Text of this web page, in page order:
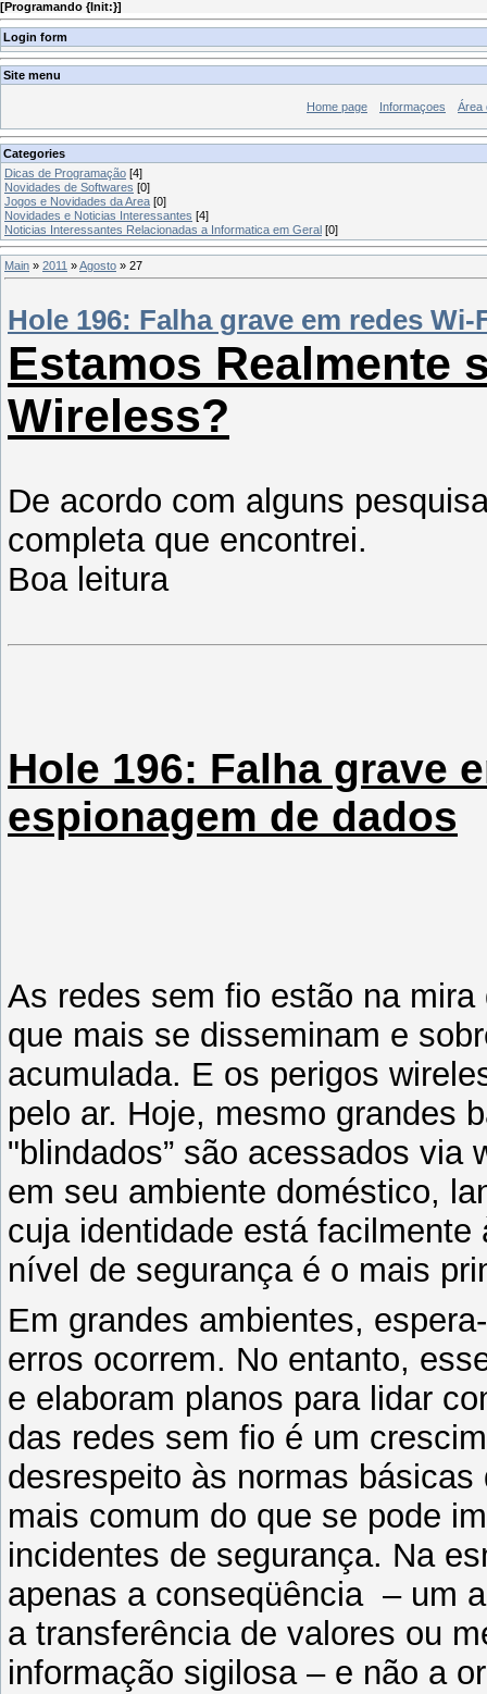
[Programando {Init:}]
Login form
Site menu
Home page Informaçoes Área
Categories
Dicas de Programação [4]
Novidades de Softwares [0]
Jogos e Novidades da Area [0]
Novidades e Noticias Interessantes [4]
Noticias Interessantes Relacionadas a Informatica em Geral [0]
Main » 2011 »Agosto » 27
Hole 196: Falha grave em redes
Estamos Realmente
Wireless?
De acordo com alguns
completa que encontrei.
Boa leitura
Hole 196: Falha grave
espionagem de dados
As redes sem fio estão na
que mais se disseminam e
acumulada. E os perigos
pelo ar. Hoje, mesmo grandes
"blindados” são acessados via
em seu ambiente doméstico,
cuja identidade está
nível de segurança é o mais
Em grandes ambientes,
erros ocorrem. No entanto,
e elaboram planos para lidar
das redes sem fio é um
desrespeito às normas
mais comum do que se pode
incidentes de segurança. Na
apenas a conseqüência – um
a transferência de valores ou
informação sigilosa – e não a